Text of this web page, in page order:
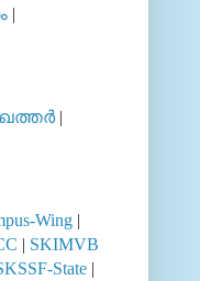
|
ഖത്തര്‍|
Wing |
| SKIMVB
State |